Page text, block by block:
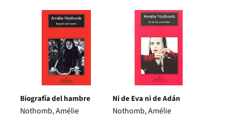
Biografía del hambre
Nothomb, Amélie
Ni de Eva ni de Adán
Nothomb, Amélie